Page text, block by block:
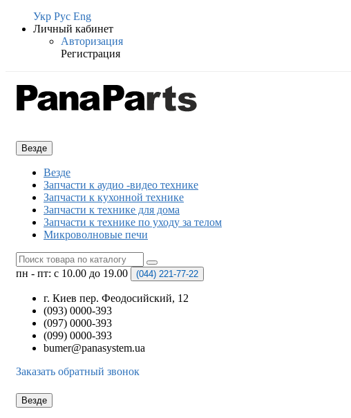
Укр Рус Eng
Личный кабинет
Авторизация
Регистрация
Везде
Везде
Запчасти к аудио -видео технике
Запчасти к кухонной технике
Запчасти к технике для дома
Запчасти к технике по уходу за телом
Микроволновые печи
пн - пт: с 10.00 до 19.00 (044) 221-77-22
г. Киев пер. Феодосийский, 12
(093) 0000-393
(097) 0000-393
(099) 0000-393
bumer@panasystem.ua
Заказать обратный звонок
Везде